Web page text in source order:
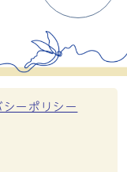
シーポリシー